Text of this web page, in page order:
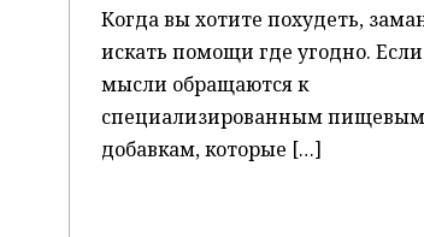
Когда вы хотите похудеть,
искать помощи где угодно.
мысли обращаются к
специализированным пищевым
добавкам, которые […]